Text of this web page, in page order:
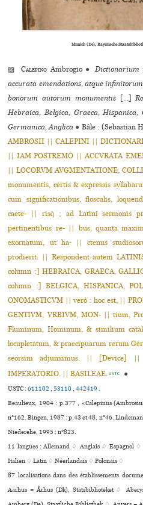
Munich (De), Bayerische
▨Calepino Ambrogio ● Dictionarium
accurata emendations, atque
bonorum autorum monumentis[...]
Hebraica, Belgica, Graeca,
Germanica, Anglica ● Bâle : (Sebastian
AMBROSII || CALEPINI ||
|| IAM POSTREMÒ || ACCVRATA
|| LOCORVM AVGMENTATIONE,
monumentis, certis & expressis
cum significationibus, flosculis,
caete- || risq̃ ; ad Latini sermonis
pertinentibus re- || bus, quanta
exornatum, ut ha- || ctenus
prodierit. || Respondent autem
column :] HEBRAICA, GRAECA,
column :] BELGICA, HISPANICA,
ONOMASTICVM || verò : hoc est, ||
GENTIVM, VRBIVM, MON- || tium,
Fluminum, Hominum, & similium
locupletatum, & praecipuarum rerum
seorsim adjunximus. || [Device] ||
IMPERATORIO. || BASILEAE. USTC ●
USTC :611102,53110,442419.
Beaulieux, 1904 : p.377 , «Calepinus
n°162. Bingen, 1987 : p.43 et 48, n°46.
Niederehe, 1995 : n°823.
11 langues :Allemand ♢Anglais ♢Espagnol ♢
Italien ♢Latin ♢Néerlandais ♢Polonais ♢
87 localisations dans des établissements
Aarhus = Århus (Dk), Statsbiblioteket ♢